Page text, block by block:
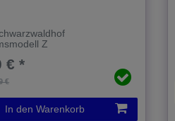
Z
€
€ *
In den Warenkorb